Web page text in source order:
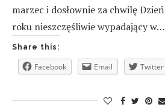
marzec i dosłownie za chwilę
roku nieszczęśliwie wypadający w…
Share this:
Facebook Email Twitter